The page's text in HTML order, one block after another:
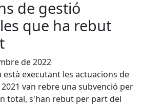
de gestió
que ha rebut
de 2022
està executant les actuacions de
van rebre una subvenció per
total, s'han rebut per part del